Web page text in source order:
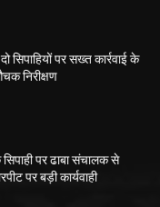
सिपाहियों पर सख्त कार्रवाई के
निरीक्षण
पर ढाबा संचालक से
पर बड़ी कार्यवाही